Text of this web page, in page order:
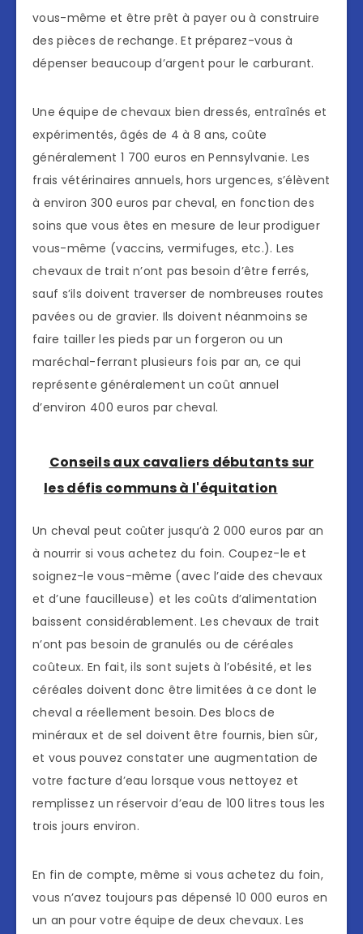
vous-même et être prêt à payer ou à construire
des pièces de rechange. Et préparez-vous à
dépenser beaucoup d’argent pour le carburant.
Une équipe de chevaux bien dressés, entraînés et
expérimentés, âgés de 4 à 8 ans, coûte
généralement 1 700 euros en Pennsylvanie. Les
frais vétérinaires annuels, hors urgences, s’élèvent
à environ 300 euros par cheval, en fonction des
soins que vous êtes en mesure de leur prodiguer
vous-même (vaccins, vermifuges, etc.). Les
chevaux de trait n’ont pas besoin d’être ferrés,
sauf s’ils doivent traverser de nombreuses routes
pavées ou de gravier. Ils doivent néanmoins se
faire tailler les pieds par un forgeron ou un
maréchal-ferrant plusieurs fois par an, ce qui
représente généralement un coût annuel
d’environ 400 euros par cheval.
Conseils aux cavaliers débutants sur
les défis communs à l'équitation
Un cheval peut coûter jusqu’à 2 000 euros par an
à nourrir si vous achetez du foin. Coupez-le et
soignez-le vous-même (avec l’aide des chevaux
et d’une faucilleuse) et les coûts d’alimentation
baissent considérablement. Les chevaux de trait
n’ont pas besoin de granulés ou de céréales
coûteux. En fait, ils sont sujets à l’obésité, et les
céréales doivent donc être limitées à ce dont le
cheval a réellement besoin. Des blocs de
minéraux et de sel doivent être fournis, bien sûr,
et vous pouvez constater une augmentation de
votre facture d’eau lorsque vous nettoyez et
remplissez un réservoir d’eau de 100 litres tous les
trois jours environ.
En fin de compte, même si vous achetez du foin,
vous n’avez toujours pas dépensé 10 000 euros en
un an pour votre équipe de deux chevaux. Les